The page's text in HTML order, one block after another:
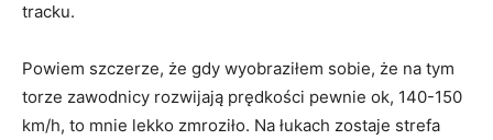
tracku.
Powiem szczerze, że gdy wyobraziłem sobie, że na tym
torze zawodnicy rozwijają prędkości pewnie ok, 140-150
km/h, to mnie lekko zmroziło. Na łukach zostaje strefa